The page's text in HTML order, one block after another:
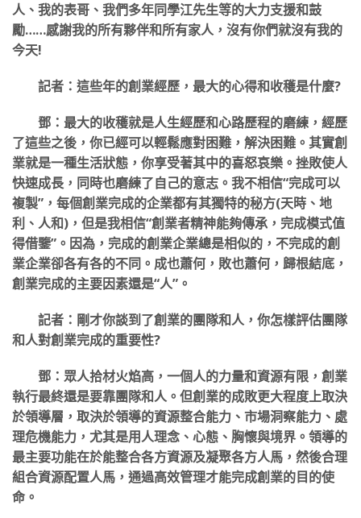
人、我的表哥、我們多年同學江先生等的大力支援和鼓
勵……感謝我的所有夥伴和所有家人，沒有你們就沒有我的
今天!
記者：這些年的創業經歷，最大的心得和收穫是什麼?
鄧：最大的收穫就是人生經歷和心路歷程的磨練，經歷
了這些之後，你已經可以輕鬆應對困難，解決困難。其實創
業就是一種生活狀態，你享受著其中的喜怒哀樂。挫敗使人
快速成長，同時也磨練了自己的意志。我不相信“完成可以
複製”，每個創業完成的企業都有其獨特的秘方(天時、地
利、人和)，但是我相信“創業者精神能夠傳承，完成模式值
得借鑒”。因為，完成的創業企業總是相似的，不完成的創
業企業卻各有各的不同。成也蕭何，敗也蕭何，歸根結底，
創業完成的主要因素還是“人”。
記者：剛才你談到了創業的團隊和人，你怎樣評估團隊
和人對創業完成的重要性?
鄧：眾人拾材火焰高，一個人的力量和資源有限，創業
執行最終還是要靠團隊和人。但創業的成敗更大程度上取決
於領導層，取決於領導的資源整合能力、市場洞察能力、處
理危機能力，尤其是用人理念、心態、胸懷與境界。領導的
最主要功能在於能整合各方資源及凝聚各方人馬，然後合理
組合資源配置人馬，通過高效管理才能完成創業的目的使
命。